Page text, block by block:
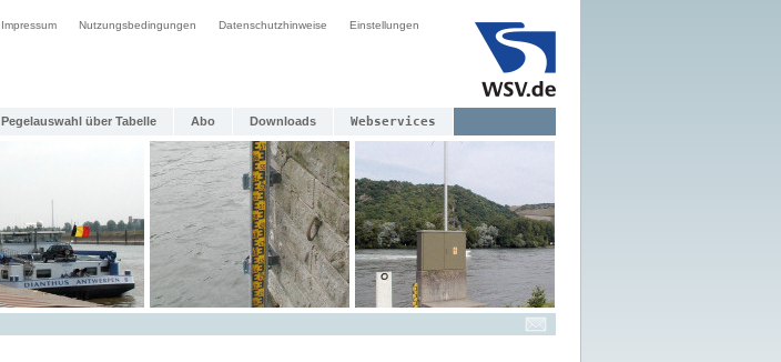
Impressum Nutzungsbedingungen Datenschutzhinweise Einstellungen
Pegelauswahl über Tabelle Abo Downloads Webservices